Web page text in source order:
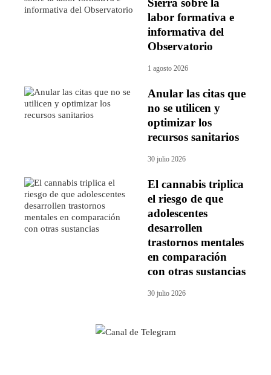
Sierra sobre la
labor formativa e
informativa del
Observatorio
1 agosto 2026
Anular las citas que
no se utilicen y
optimizar los
recursos sanitarios
30 julio 2026
El cannabis triplica
el riesgo de que
adolescentes
desarrollen
trastornos mentales
en comparación
con otras sustancias
30 julio 2026